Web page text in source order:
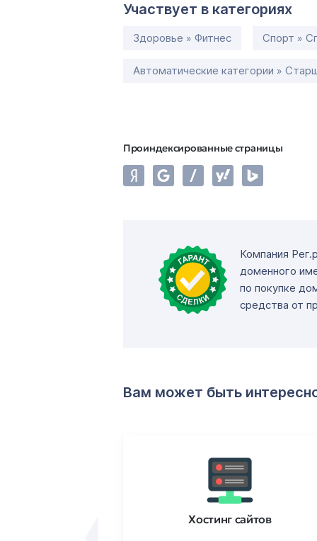
Участвует в категориях
Здоровье » Фитнес Спорт »
Автоматические категории »
Проиндексированные страницы
Компания
доменного
по покупке
средства от
Вам может быть
Хостинг сайтов